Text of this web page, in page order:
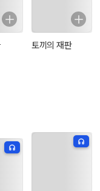
토끼의 재판